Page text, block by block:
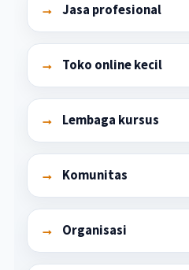
Jasa profesional
Toko online kecil
Lembaga kursus
Komunitas
Organisasi